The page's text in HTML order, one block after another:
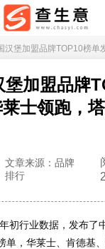
汉堡加盟品牌TOP10榜单
堡加盟品牌
士领跑，
文章来源：品牌
排行
初行业数据，发布了
单，华莱士、肯德基